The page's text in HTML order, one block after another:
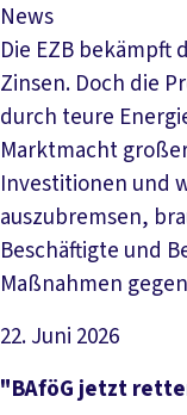
News
Die EZB
Zinsen. Doch die
durch teure
Marktmacht
Investitionen und
auszubremsen,
Beschäftigte und
Maßnahmen
22. Juni 2026
Artikel lesen
"BAföG jetzt